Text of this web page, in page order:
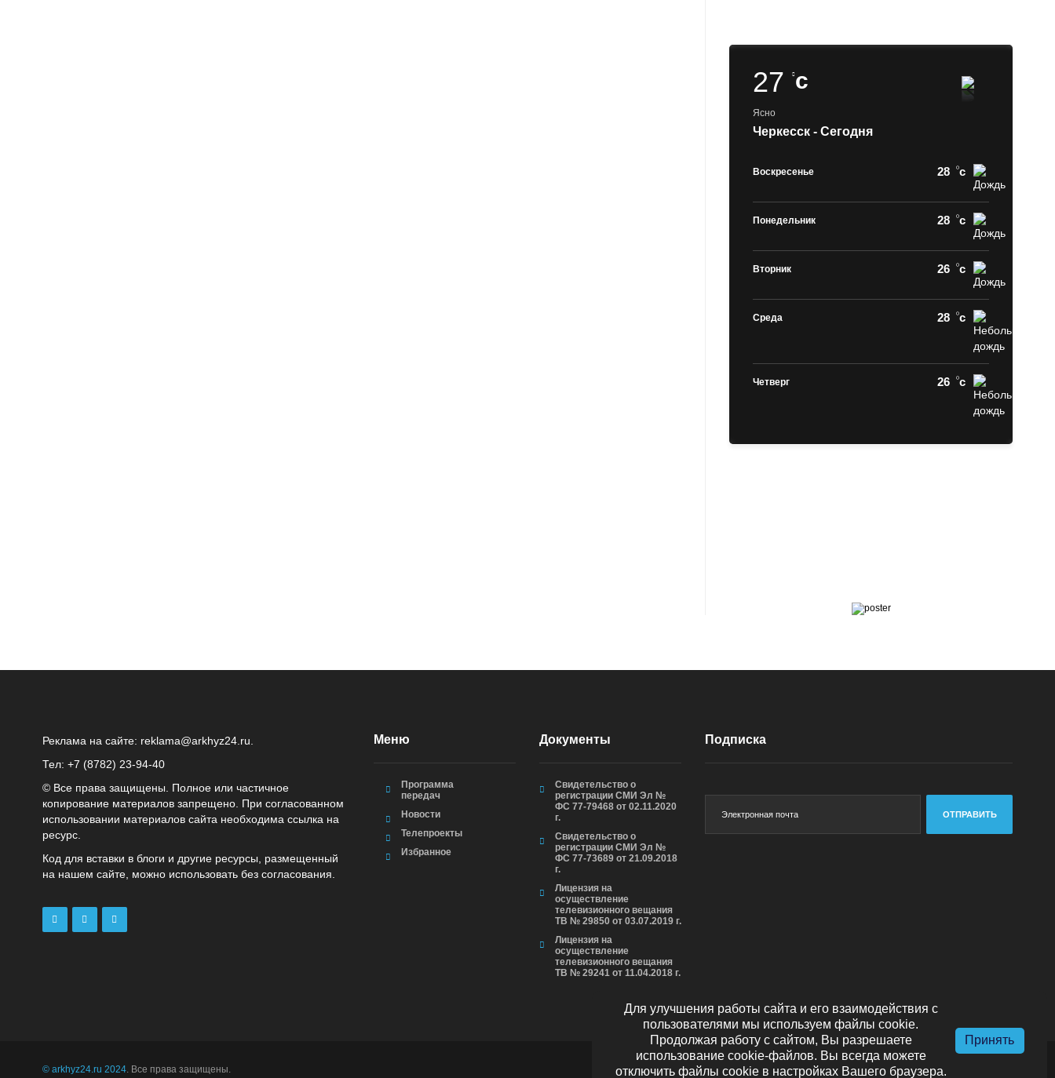
27c
Ясно
Черкесск - Сегодня
Воскресенье 28 c
Понедельник 28 c
Вторник 26 c
Среда 28 c
Четверг 26 c
Реклама на сайте: reklama@arkhyz24.ru
Тел: +7 (8782) 23‑94‑40
© Все права защищены. Полное или частичное
копирование материалов запрещено. При согласованном
использовании материалов сайта необходима ссылка на
ресурс.
Код для вставки в блоги и другие ресурсы, размещенный
на нашем сайте, можно использовать без согласования.
Меню
Программа
передач
Новости
Телепроекты
Избранное
Документы
Свидетельство о
регистрации СМИ Эл №
ФС 77-79468 от 02.11.2020
г.
Свидетельство о
регистрации СМИ Эл №
ФС 77-73689 от 21.09.2018
г.
Лицензия на
осуществление
телевизионного вещания
ТВ № 29850 от 03.07.2019 г.
Лицензия на
осуществление
телевизионного вещания
ТВ № 29241 от 11.04.2018 г.
Подписка
ОТПРАВИТЬ
© arkhyz24.ru 2024. Все права защищены.
Для улучшения работы сайта и его взаимодействия с
пользователями мы используем файлы cookie.
Продолжая работу с сайтом, Вы разрешаете
использование cookie-файлов. Вы всегда можете
отключить файлы cookie в настройках Вашего браузера.
Принять